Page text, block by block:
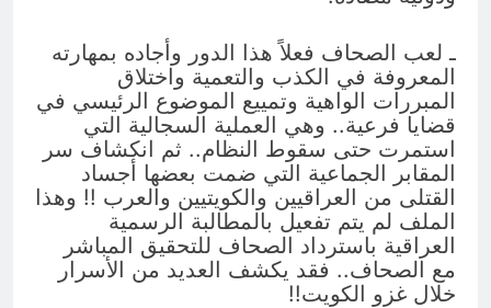
ـ لعب الصحاف فعلاً هذا الدور وأجاده بمهارته
المعروفة في الكذب والتعمية واختلاق
المبررات الواهية وتمييع الموضوع الرئيسي في
قضايا فرعية.. وهي العملية السجالية التي
استمرت حتى سقوط النظام.. ثم انكشاف سر
المقابر الجماعية التي ضمت بعضها أجساد
القتلى من العراقيين والكويتيين والعرب !! وهذا
الملف لم يتم تفعيل بالمطالبة الرسمية
العراقية باسترداد الصحاف للتحقيق المباشر
مع الصحاف.. فقد يكشف العديد من الأسرار
خلال غزو الكويت!!